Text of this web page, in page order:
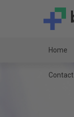
Home
Contact